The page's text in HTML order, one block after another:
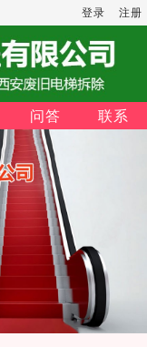
登录 注册
问答 联系